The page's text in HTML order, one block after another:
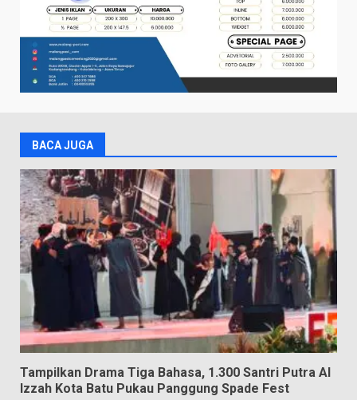
BACA JUGA
Tampilkan Drama Tiga Bahasa, 1.300 Santri Putra Al
Izzah Kota Batu Pukau Panggung Spade Fest